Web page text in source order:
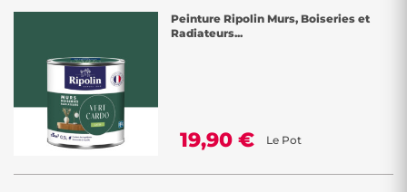
Peinture Ripolin Murs, Boiseries et
Radiateurs...
19,90 € Le Pot